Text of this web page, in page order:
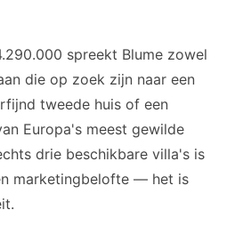
spreekt Blume zowel
die op zoek zijn naar een
tweede huis of een
Europa's meest gewilde
drie beschikbare villa's is
marketingbelofte — het is